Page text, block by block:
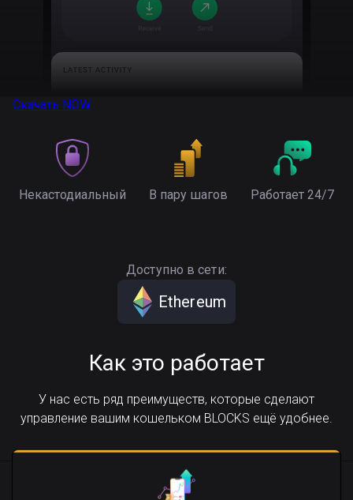
Скачать NOW
Некастодиальный В пару шагов Работает 24/7
Доступно в сети:
Ethereum
Как это работает
У нас есть ряд преимуществ, которые сделают
управление вашим кошельком BLOCKS ещё удобнее.